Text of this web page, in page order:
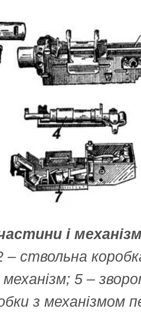
і
– ствольна
механізм; 5 –
з механізмом